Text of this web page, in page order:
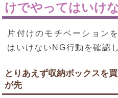
けでやってはいけ
片付けのモチベーション
はいけないNG行動を確認
とりあえず収納ボックスを
が先